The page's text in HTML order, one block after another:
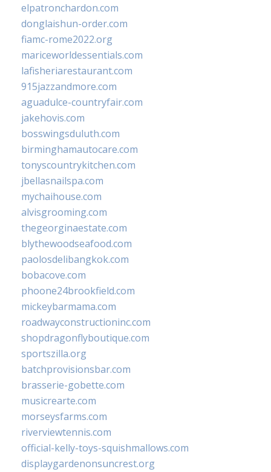
elpatronchardon.com
donglaishun-order.com
fiamc-rome2022.org
mariceworldessentials.com
lafisheriarestaurant.com
915jazzandmore.com
aguadulce-countryfair.com
jakehovis.com
bosswingsduluth.com
birminghamautocare.com
tonyscountrykitchen.com
jbellasnailspa.com
mychaihouse.com
alvisgrooming.com
thegeorginaestate.com
blythewoodseafood.com
paolosdelibangkok.com
bobacove.com
phoone24brookfield.com
mickeybarmama.com
roadwayconstructioninc.com
shopdragonflyboutique.com
sportszilla.org
batchprovisionsbar.com
brasserie-gobette.com
musicrearte.com
morseysfarms.com
riverviewtennis.com
official-kelly-toys-squishmallows.com
displaygardenonsuncrest.org